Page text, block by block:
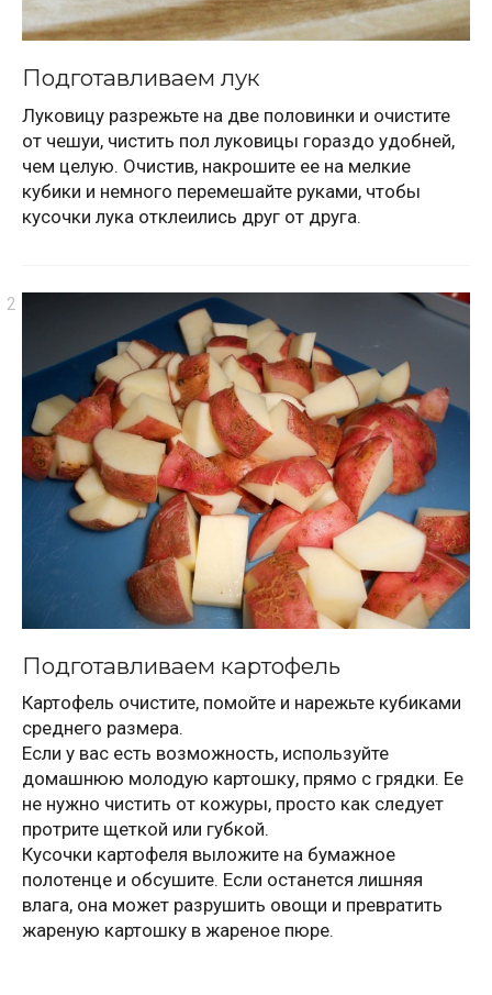
Подготавливаем лук
Луковицу разрежьте на две половинки и очистите
от чешуи, чистить пол луковицы гораздо удобней,
чем целую. Очистив, накрошите ее на мелкие
кубики и немного перемешайте руками, чтобы
кусочки лука отклеились друг от друга.
Подготавливаем картофель
Картофель очистите, помойте и нарежьте кубиками
среднего размера.
Если у вас есть возможность, используйте
домашнюю молодую картошку, прямо с грядки. Ее
не нужно чистить от кожуры, просто как следует
протрите щеткой или губкой.
Кусочки картофеля выложите на бумажное
полотенце и обсушите. Если останется лишняя
влага, она может разрушить овощи и превратить
жареную картошку в жареное пюре.